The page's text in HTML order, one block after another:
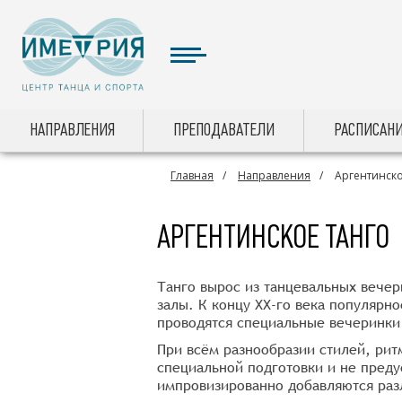
НАПРАВЛЕНИЯ ПРЕПОДАВАТЕЛИ
Главная Направления
АРГЕНТИНСКОЕ ТАНГО
Танго вырос из танцевальных
залы. К концу ХХ-го века
проводятся специальные
При всём разнообразии стилей,
специальной подготовки и не
импровизированно добавляются